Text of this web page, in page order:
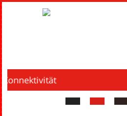
Skip
to
content
E
I
Video / HDMI